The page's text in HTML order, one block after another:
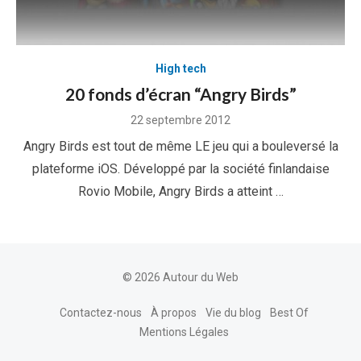
High tech
20 fonds d’écran “Angry Birds”
Posted
22 septembre 2012
Angry Birds est tout de même LE jeu qui a bouleversé la
plateforme iOS. Développé par la société finlandaise
Rovio Mobile, Angry Birds a atteint …
© 2026 Autour du Web
Contactez-nous À propos Vie du blog
Best Of
Mentions Légales